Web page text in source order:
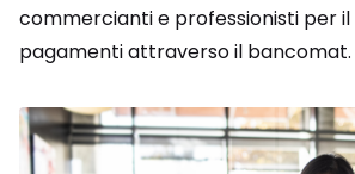
commercianti e professionisti per il
pagamenti attraverso il bancomat.